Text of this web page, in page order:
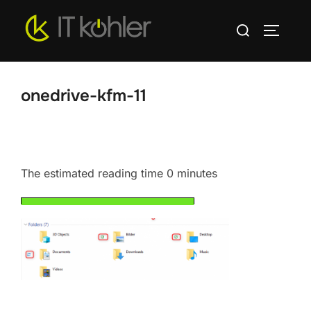
Inhalt
Suchen
onedrive-kfm-11
The estimated reading time 0 minutes